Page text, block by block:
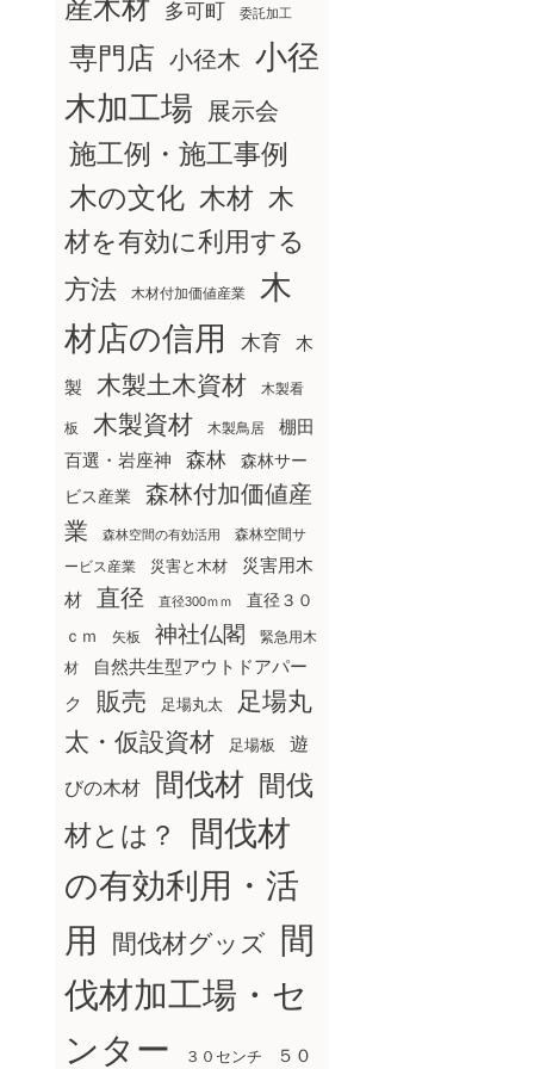
産木材 多可町 委託加工
専門店 小径木 小径
木加工場
展示会
施工例・施工事例
木の文化 木材 木
材を有効に利用する
方法
木材付加価値産業
木
材店の信用
木育 木
製 木製土木資材 木製看
板 木製資材 木製鳥居
棚田
百選・岩座神
森林
森林サー
ビス産業
森林付加価値産
業
森林空間の有効活用
森林空間サ
ービス産業
災害と木材
災害用木
材
直径 直径300ｍｍ
直径３０
ｃｍ
矢板 神社仏閣
緊急用木
材
自然共生型アウトドアパー
ク
販売 足場丸太
足場丸
太・仮設資材
足場板 遊
びの木材 間伐材 間伐
材とは？
間伐材
の有効利用・活
用
間伐材グッズ
間
伐材加工場・セ
ンター
３０センチ ５０